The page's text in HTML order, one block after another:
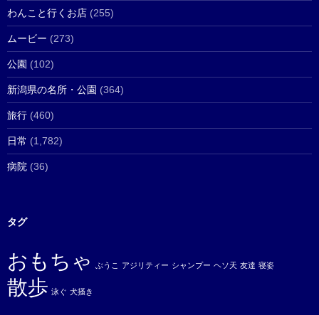
わんこと行くお店 (255)
ムービー (273)
公園 (102)
新潟県の名所・公園 (364)
旅行 (460)
日常 (1,782)
病院 (36)
タグ
おもちゃ ぶうこ アジリティー シャンプー ヘソ天 友達 寝姿
散歩 泳ぐ 犬掻き